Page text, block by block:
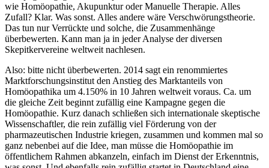
wie Homöopathie, Akupunktur oder Manuelle Therapie. Alles
Zufall? Klar. Was sonst. Alles andere wäre Verschwörungstheorie.
Das tun nur Verrückte und solche, die Zusammenhänge
überbewerten. Kann man ja in jeder Analyse der diversen
Skepitkervereine weltweit nachlesen.
Also: bitte nicht überbewerten. 2014 sagt ein renommiertes
Marktforschungsinstitut den Anstieg des Marktanteils von
Homöopathika um 4.150% in 10 Jahren weltweit voraus. Ca. um
die gleiche Zeit beginnt zufällig eine Kampagne gegen die
Homöopathie. Kurz danach schließen sich internationale skeptische
Wissenschaftler, die rein zufällig viel Förderung von der
pharmazeutischen Industrie kriegen, zusammen und kommen mal so
ganz nebenbei auf die Idee, man müsse die Homöopathie im
öffentlichem Rahmen abkanzeln, einfach im Dienst der Erkenntnis,